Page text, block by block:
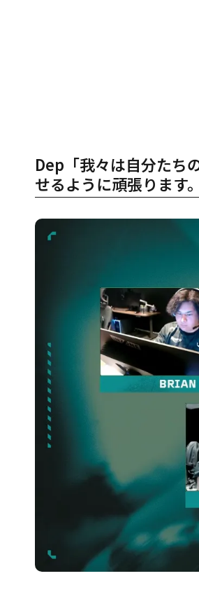
Dep「我々は自分たち
せるように頑張ります